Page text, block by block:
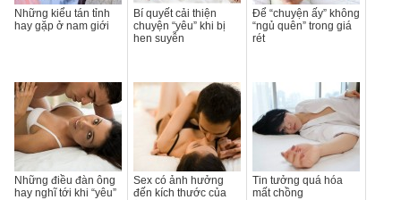
Những kiểu tán tỉnh
hay gặp ở nam giới
Bí quyết cải thiện
chuyện “yêu” khi bị
hen suyễn
Để “chuyện ấy” không
“ngủ quên” trong giá
rét
Những điều đàn ông
hay nghĩ tới khi “yêu”
Sex có ảnh hưởng
đến kích thước của
Tin tưởng quá hóa
mất chồng